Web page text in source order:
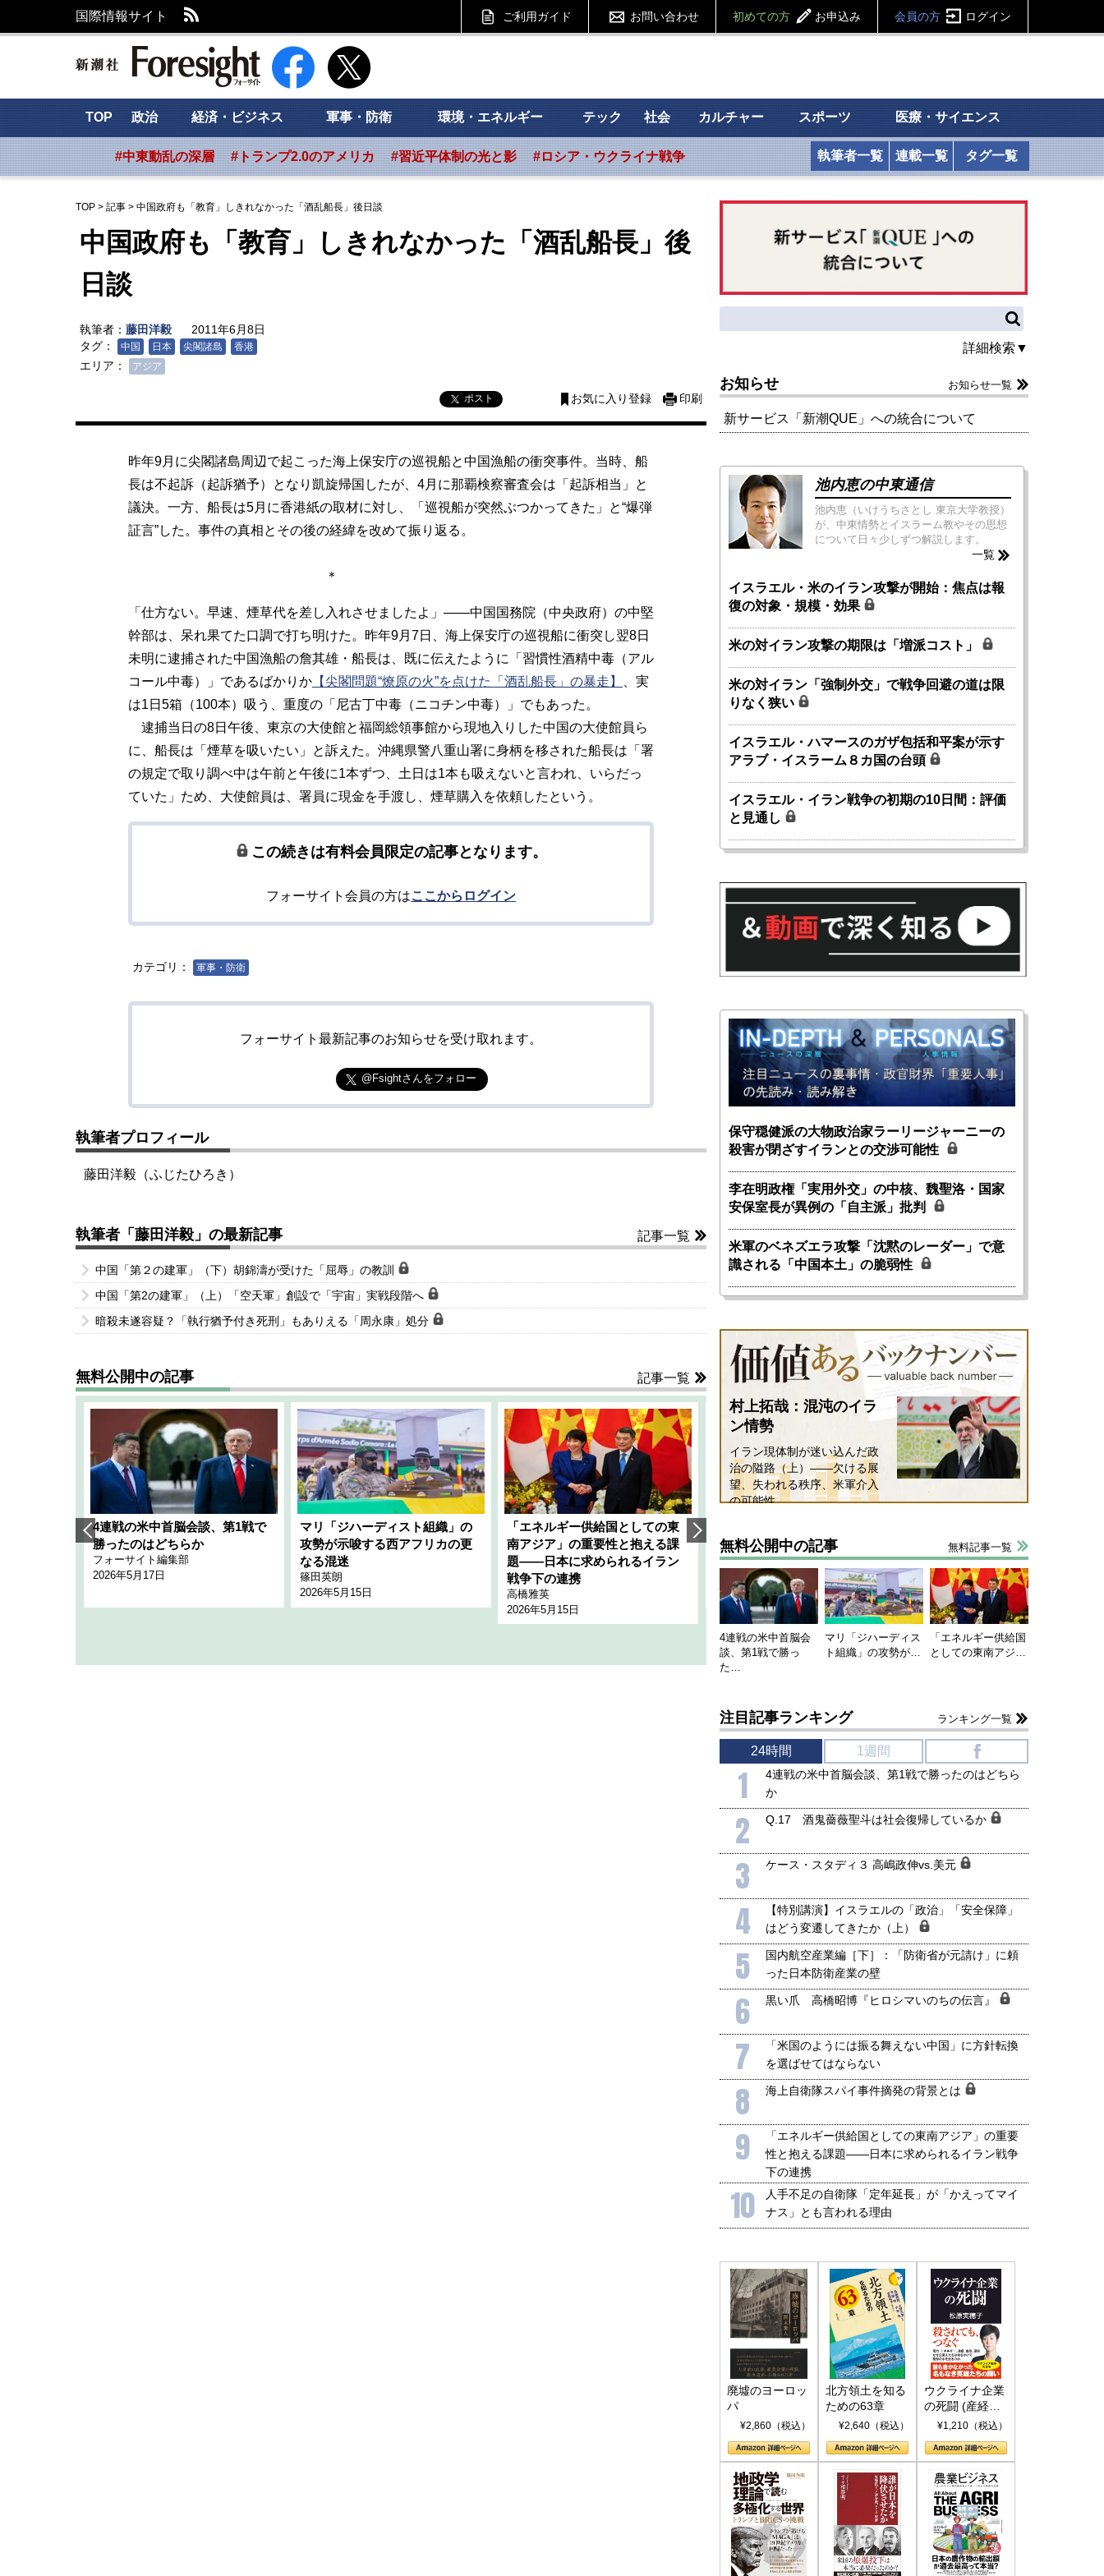
国際情報サイト ご利用ガイド お問い合わせ 初めての方 お申込み 会員の方 ログイン
新潮社 Foresight フォーサイト
TOP 政治 経済・ビジネス 軍事・防衛 環境・エネルギー テック 社会 カルチャー スポーツ 医療・サイエンス
#中東動乱の深層 #トランプ2.0のアメリカ #習近平体制の光と影 #ロシア・ウクライナ戦争 執筆者一覧 連載一覧 タグ一覧
TOP > 記事 > 中国政府も「教育」しきれなかった「酒乱船長」後日談
中国政府も「教育」しきれなかった「酒乱船長」後
日談
執筆者： 藤田洋毅
2011年6月8日
タグ：
中国 日本 尖閣諸島 香港
エリア： アジア
ポスト お気に入り登録 印刷
昨年9月に尖閣諸島周辺で起こった海上保安庁の巡視船と中国漁船の衝突事件。当時、船
長は不起訴（起訴猶予）となり凱旋帰国したが、4月に那覇検察審査会は「起訴相当」と
議決。一方、船長は5月に香港紙の取材に対し、「巡視船が突然ぶつかってきた」と“爆弾
証言”した。事件の真相とその後の経緯を改めて振り返る。
＊
「仕方ない。早速、煙草代を差し入れさせましたよ」――中国国務院（中央政府）の中堅
幹部は、呆れ果てた口調で打ち明けた。昨年9月7日、海上保安庁の巡視船に衝突し翌8日
未明に逮捕された中国漁船の詹其雄・船長は、既に伝えたように「習慣性酒精中毒（アル
コール中毒）」であるばかりか 【尖閣問題“燎原の火”を点けた「酒乱船長」の暴走】
、実
は1日5箱（100本）吸う、重度の「尼古丁中毒（ニコチン中毒）」でもあった。
逮捕当日の8日午後、東京の大使館と福岡総領事館から現地入りした中国の大使館員ら
に、船長は「煙草を吸いたい」と訴えた。沖縄県警八重山署に身柄を移された船長は「署
の規定で取り調べ中は午前と午後に1本ずつ、土日は1本も吸えないと言われ、いらだっ
ていた」ため、大使館員は、署員に現金を手渡し、煙草購入を依頼したという。
この続きは有料会員限定の記事となります。
フォーサイト会員の方はここからログイン
カテゴリ： 軍事・防衛
フォーサイト最新記事のお知らせを受け取れます。
@Fsightさんをフォロー
執筆者プロフィール
藤田洋毅（ふじたひろき）
執筆者「藤田洋毅」の最新記事 記事一覧
中国「第２の建軍」（下）胡錦濤が受けた「屈辱」の教訓
中国「第2の建軍」（上）「空天軍」創設で「宇宙」実戦段階へ
暗殺未遂容疑？「執行猶予付き死刑」もありえる「周永康」処分
無料公開中の記事 記事一覧
4連戦の米中首脳会談、第1戦で
勝ったのはどちらか
フォーサイト編集部
2026年5月17日
マリ「ジハーディスト組織」の
攻勢が示唆する西アフリカの更
なる混迷
篠田英朗
2026年5月15日
「エネルギー供給国としての東
南アジア」の重要性と抱える課
題――日本に求められるイラン
戦争下の連携
高橋雅英
2026年5月15日
1905年体制」における日米韓安
全保障協力の意味
千々和泰明
2026年5月15日
ネルギー転換が「中国依存」に
行き着くリスク
小山堅
2026年5月14日
詳細検索▼
お知らせ お知らせ一覧
新サービス「新潮QUE」への統合について
池内恵の中東通信
池内恵（いけうちさとし 東京大学教授）
が、中東情勢とイスラーム教やその思想
について日々少しずつ解説します。
一覧
イスラエル・米のイラン攻撃が開始：焦点は報
復の対象・規模・効果
米の対イラン攻撃の期限は「増派コスト」
米の対イラン「強制外交」で戦争回避の道は限
りなく狭い
イスラエル・ハマースのガザ包括和平案が示す
アラブ・イスラーム８カ国の台頭
イスラエル・イラン戦争の初期の10日間：評価
と見通し
保守穏健派の大物政治家ラーリージャーニーの
殺害が閉ざすイランとの交渉可能性
李在明政権「実用外交」の中核、魏聖洛・国家
安保室長が異例の「自主派」批判
米軍のベネズエラ攻撃「沈黙のレーダー」で意
識される「中国本土」の脆弱性
村上拓哉：混沌のイラ
ン情勢
イラン現体制が迷い込んだ政
治の隘路（上）――欠ける展
望、失われる秩序、米軍介入
の可能性
無料公開中の記事 無料記事一覧
4連戦の米中首脳会
談、第1戦で勝っ
た…
マリ「ジハーディス
ト組織」の攻勢が…
「エネルギー供給国
としての東南アジ…
注目記事ランキング ランキング一覧
24時間 1週間
1
4連戦の米中首脳会談、第1戦で勝ったのはどちら
か
2 Q.17 酒鬼薔薇聖斗は社会復帰しているか
3 ケース・スタディ３ 高嶋政伸vs.美元
4
【特別講演】イスラエルの「政治」「安全保障」
はどう変遷してきたか（上）
5
国内航空産業編［下］：「防衛省が元請け」に頼
った日本防衛産業の壁
6 黒い爪 高橋昭博『ヒロシマいのちの伝言』
7
「米国のようには振る舞えない中国」に方針転換
を選ばせてはならない
8 海上自衛隊スパイ事件摘発の背景とは
9
「エネルギー供給国としての東南アジア」の重要
性と抱える課題――日本に求められるイラン戦争
下の連携
10
人手不足の自衛隊「定年延長」が「かえってマイ
ナス」とも言われる理由
廃墟のヨーロッ
パ
¥2,860（税込）
北方領土を知る
ための63章
¥2,640（税込）
ウクライナ企業
の死闘 (産経セ
レクト S 039)
¥1,210（税込）